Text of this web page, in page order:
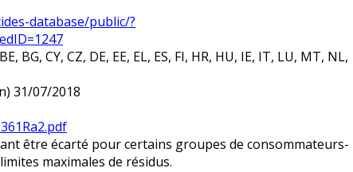
database/public/?
CY, CZ, DE, EE, EL, ES, FI, HR, HU, IE, IT, LU, MT, NL,
31/07/2018
être écarté pour certains groupes de consommateurs-
maximales de résidus.